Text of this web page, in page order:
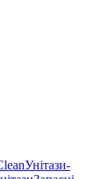
Унітази-